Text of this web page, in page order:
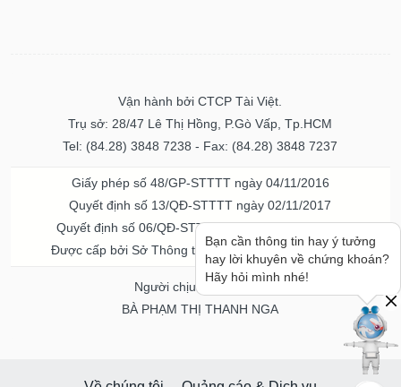
Vận hành bởi CTCP Tài Việt.
Trụ sở: 28/47 Lê Thị Hồng, P.Gò Vấp, Tp.HCM
Tel: (84.28) 3848 7238 - Fax: (84.28) 3848 7237
Giấy phép số 48/GP-STTTT ngày 04/11/2016
Quyết định số 13/QĐ-STTTT ngày 02/11/2017
Quyết định số 06/QĐ-STTTT-ICP ngày 20/07/2023
Được cấp bởi Sở Thông tin và Truyền thông TPHCM
Người chịu trách nhiệm
BÀ PHẠM THỊ THANH NGA
Bạn cần thông tin hay ý tưởng
hay lời khuyên về chứng khoán?
Hãy hỏi mình nhé!